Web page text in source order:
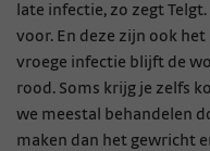
late infectie, zo zegt
voor. En deze zijn ook
vroege infectie blijft de
rood. Soms krijg je zelfs
we meestal behandelen
maken dan het gewricht